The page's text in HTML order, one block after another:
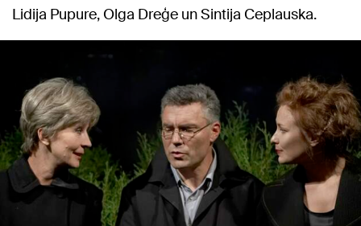
Lidija Pupure, Olga Dreģe un Sintija Ceplauska.